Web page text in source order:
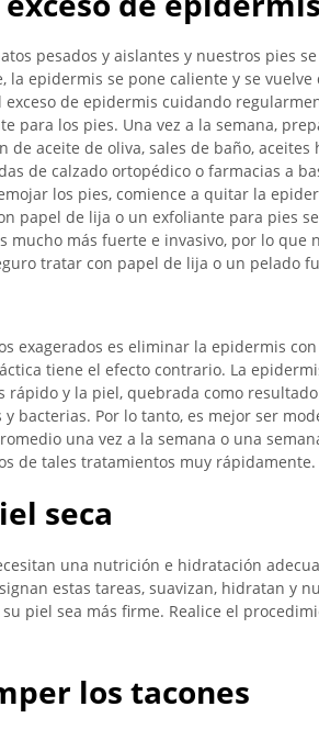
pesados ​​y aislantes y nuestros pies
epidermis se pone caliente y se vuelve
exceso de epidermis cuidando
para los pies. Una vez a la semana,
de aceite de oliva, sales de baño, aceites
de calzado ortopédico o farmacias a
los pies, comience a quitar la
papel de lija o un exfoliante para pies
mucho más fuerte e invasivo, por lo que
tratar con papel de lija o un pelado
exagerados es eliminar la epidermis
tiene el efecto contrario. La
rápido y la piel, quebrada como
bacterias. Por lo tanto, es mejor ser
una vez a la semana o una
de tales tratamientos muy rápidamente.
seca
una nutrición e hidratación
estas tareas, suavizan, hidratan y
piel sea más firme. Realice el
los tacones